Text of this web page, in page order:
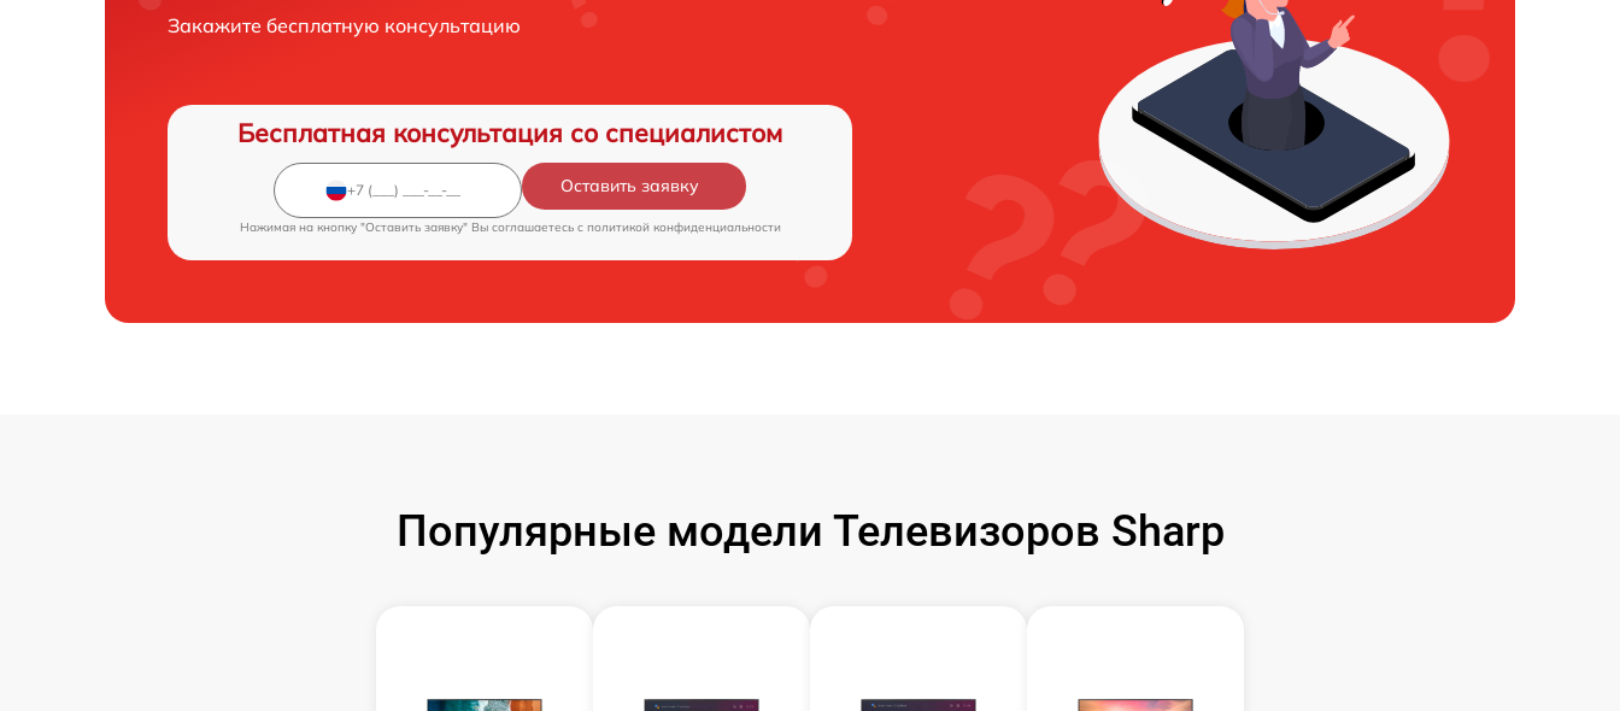
Закажите бесплатную консультацию
Бесплатная консультация со специалистом
Оставить заявку
Нажимая на кнопку "Оставить заявку" Вы соглашаетесь c политикой конфиденциальности
Популярные модели Телевизоров Sharp